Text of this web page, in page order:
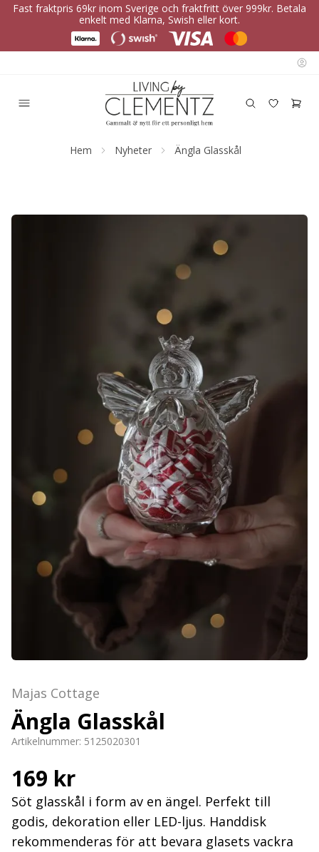
Fast fraktpris 69kr inom Sverige och fraktfritt över 999kr. Betala
enkelt med Klarna, Swish eller kort.
Hem Nyheter Ängla Glasskål
Majas Cottage
Ängla Glasskål
Artikelnummer: 5125020301
169 kr
Söt glasskål i form av en ängel. Perfekt till
godis, dekoration eller LED-ljus. Handdisk
rekommenderas för att bevara glasets vackra